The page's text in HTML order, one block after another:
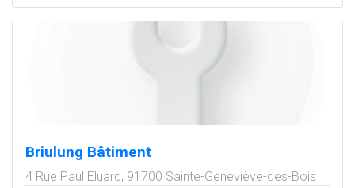
Briulung Bâtiment
4 Rue Paul Eluard, 91700 Sainte-Geneviève-des-Bois